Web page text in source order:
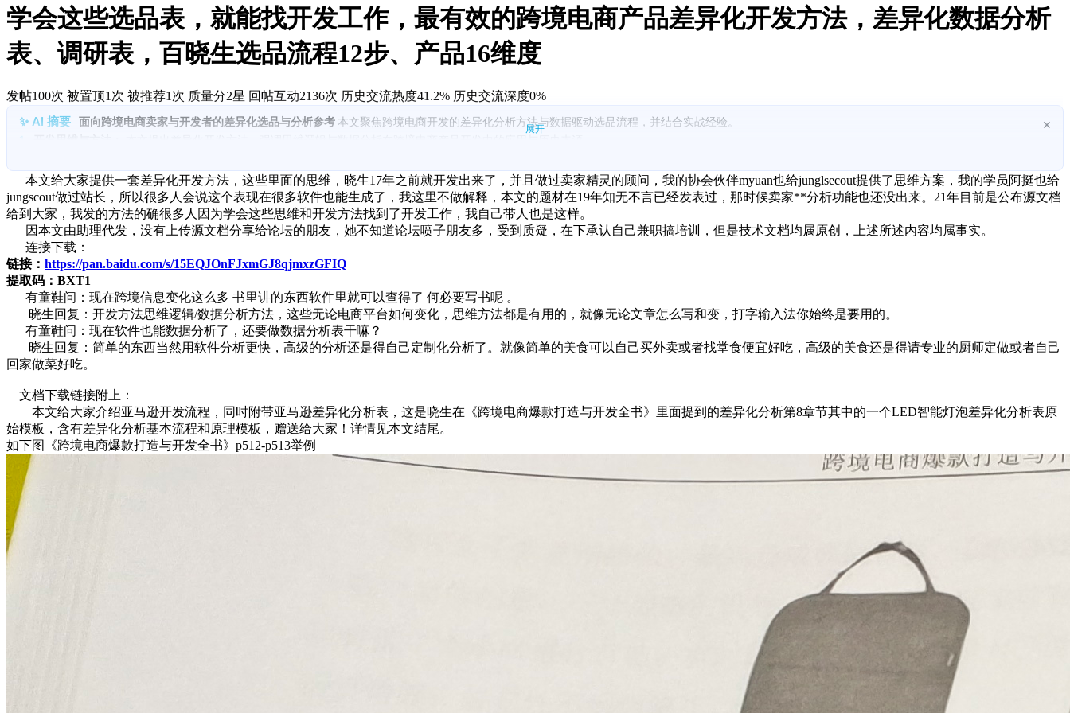
学会这些选品表，就能找开发工作，最有效的跨境电商产品差异化开发方法，差异化数据分析
表、调研表，百晓生选品流程12步、产品16维度
发帖100次 被置顶1次 被推荐1次 质量分2星 回帖互动2136次 历史交流热度41.2% 历史交流深度0%
×
面向跨境电商卖家与开发者的差异化选品与分析参考本文聚焦跨境电商开发的差异化分析方法与数据驱动选品流程，并结合实战经验。
3. 百式选品流程：提供12步选品流程，覆盖关键词、类目分析、价格与利润、定位、供需、样品、调研、竞争、专利、利润目标、市场可行性、供应链与模具等。
4. 市场维度分析：
市场容量、竞争程度、竞争数量及供需平衡点的研究，建议以调研表替代复杂推断。
5. 客户需求维度：外观款式、价格、材质、色彩、功能、品牌知名度、评分与销量、发货速度等是关注重点。
6. 差异化数据模板：提供16项调研登记指标及差异化分析表模板，包含品牌占比、价格销量、评论分布、listing与发货分析等附图。
展开
本文给大家提供一套差异化开发方法，这些里面的思维，晓生17年之前就开发出来了，并且做过卖家精灵的顾问，我的协会伙伴myuan也给junglsecout提供了思维方案，我的学员阿挺也给
jungscout做过站长，所以很多人会说这个表现在很多软件也能生成了，我这里不做解释，本文的题材在19年知无不言已经发表过，那时候卖家**分析功能也还没出来。21年目前是公布源文档
给到大家，我发的方法的确很多人因为学会这些思维和开发方法找到了开发工作，我自己带人也是这样。
因本文由助理代发，没有上传源文档分享给论坛的朋友，她不知道论坛喷子朋友多，受到质疑，在下承认自己兼职搞培训，但是技术文档均属原创，上述所述内容均属事实。
连接下载：
链接： https://pan.baidu.com/s/15EQJOnFJxmGJ8qjmxzGFIQ
提取码：BXT1
有童鞋问：现在跨境信息变化这么多 书里讲的东西软件里就可以查得了 何必要写书呢 。
晓生回复：开发方法思维逻辑/数据分析方法，这些无论电商平台如何变化，思维方法都是有用的，就像无论文章怎么写和变，打字输入法你始终是要用的。
有童鞋问：现在软件也能数据分析了，还要做数据分析表干嘛？
晓生回复：简单的东西当然用软件分析更快，高级的分析还是得自己定制化分析了。就像简单的美食可以自己买外卖或者找堂食便宜好吃，高级的美食还是得请专业的厨师定做或者自己
回家做菜好吃。
文档下载链接附上：
本文给大家介绍亚马逊开发流程，同时附带亚马逊差异化分析表，这是晓生在《跨境电商爆款打造与开发全书》里面提到的差异化分析第8章节其中的一个LED智能灯泡差异化分析表原
始模板，含有差异化分析基本流程和原理模板，赠送给大家！详情见本文结尾。
如下图《跨境电商爆款打造与开发全书》p512-p513举例